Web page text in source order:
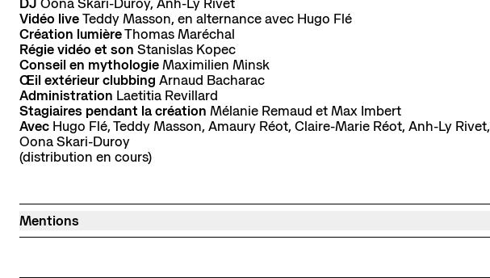
Vidéo liveTeddy Masson, en alternance avec Hugo Flé
Création lumièreThomas Maréchal
Régie vidéo et son Stanislas Kopec
Conseil en mythologie Maximilien Minsk
Œil extérieur clubbing Arnaud Bacharac
Administration Laetitia Revillard
Stagiaires pendant la création Mélanie Remaud et Max Imbert
Avec Hugo Flé, Teddy Masson, Amaury Réot, Claire-Marie Réot, Anh-Ly Rivet,
Oona Skari-Duroy
(distribution en cours)
Mentions